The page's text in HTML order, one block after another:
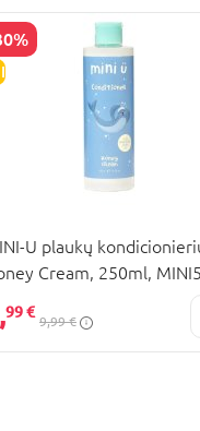
IŠPARDAVIMAS
U plaukų
Cream, 250ml,
99 €
9,99 €